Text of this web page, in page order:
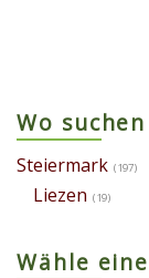
Wo suchen
Steiermark (197)
Liezen (19)
Wähle